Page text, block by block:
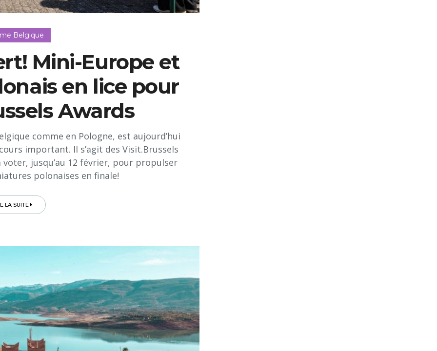
Belgique
Mini-Europe et
en lice pour
Awards
comme en Pologne, est aujourd’hui
important. Il s’agit des Visit.Brussels
jusqu’au 12 février, pour propulser
polonaises en finale!
LA SUITE